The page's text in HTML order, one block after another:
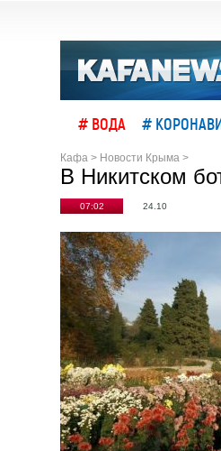
# ВОДА #
Кафа > Новости Крыма >
В Никитском
07:02 24.10